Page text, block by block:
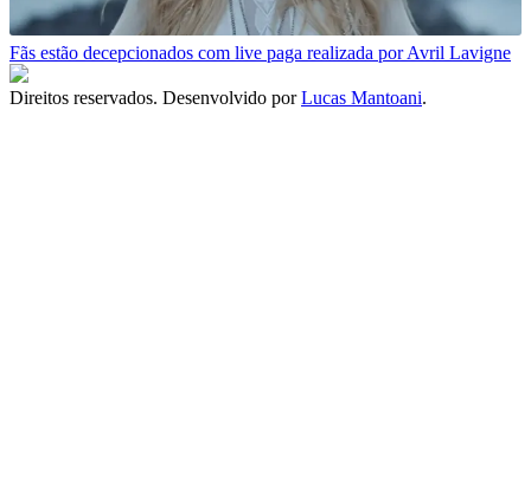
Fãs estão decepcionados com live paga realizada por Avril Lavigne
Direitos reservados. Desenvolvido porLucas Mantoani.